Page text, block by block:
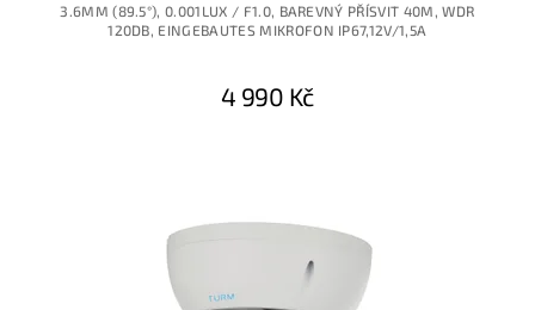
3.6MM (89.5°), 0.001LUX / F1.0, BAREVNÝ PŘÍSVIT 40M, WDR
120DB, EINGEBAUTES MIKROFON IP67,12V/1,5A
4 990 Kč